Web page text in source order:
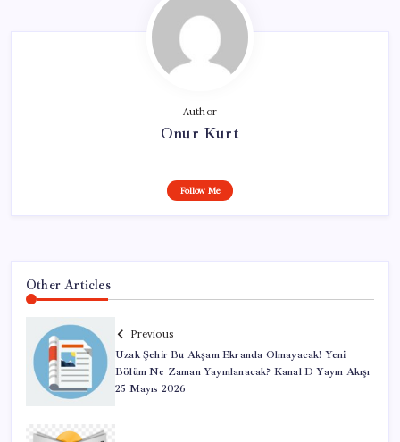
Author
Onur Kurt
Follow Me
Other Articles
Previous
Uzak Şehir Bu Akşam Ekranda Olmayacak! Yeni
Bölüm Ne Zaman Yayınlanacak? Kanal D Yayın Akışı
25 Mayıs 2026